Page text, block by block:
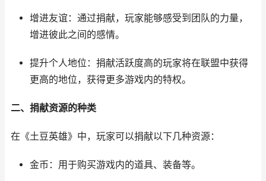
增进友谊：通过捐献，玩家能够感受到团队的力量，
增进彼此之间的感情。
提升个人地位：捐献活跃度高的玩家将在联盟中获得
更高的地位，获得更多游戏内的特权。
二、捐献资源的种类
在《土豆英雄》中，玩家可以捐献以下几种资源：
金币：用于购买游戏内的道具、装备等。